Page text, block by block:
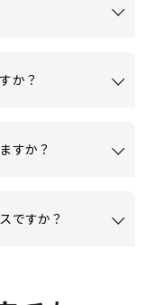
か？
すか？
ですか？